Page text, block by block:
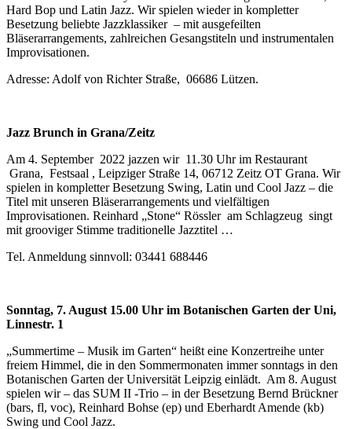
Hard Bop und Latin Jazz. Wir spielen wieder in kompletter
Besetzung beliebte Jazzklassiker – mit ausgefeilten
Bläserarrangements, zahlreichen Gesangstiteln und instrumentalen
Improvisationen.
Adresse: Adolf von Richter Straße, 06686 Lützen.
Jazz Brunch in Grana/Zeitz
Am 4. September 2022 jazzen wir 11.30 Uhr im Restaurant
Grana, Festsaal , Leipziger Straße 14, 06712 Zeitz OT Grana. Wir
spielen in kompletter Besetzung Swing, Latin und Cool Jazz – die
Titel mit unseren Bläserarrangements und vielfältigen
Improvisationen. Reinhard „Stone“ Rössler am Schlagzeug singt
mit grooviger Stimme traditionelle Jazztitel …
Tel. Anmeldung sinnvoll: 03441 688446
Sonntag, 7. August 15.00 Uhr im Botanischen Garten der Uni,
Linnestr. 1
„Summertime – Musik im Garten“ heißt eine Konzertreihe unter
freiem Himmel, die in den Sommermonaten immer sonntags in den
Botanischen Garten der Universität Leipzig einlädt. Am 8. August
spielen wir – das SUM II -Trio – in der Besetzung Bernd Brückner
(bars, fl, voc), Reinhard Bohse (ep) und Eberhardt Amende (kb)
Swing und Cool Jazz.